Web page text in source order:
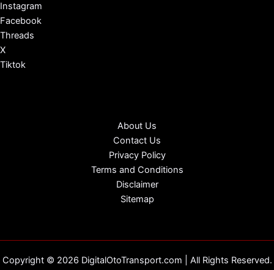
Instagram
Facebook
Threads
X
Tiktok
About Us
Contact Us
Privacy Policy
Terms and Conditions
Disclaimer
Sitemap
Copyright © 2026 DigitalOtoTransport.com | All Rights Reserved.